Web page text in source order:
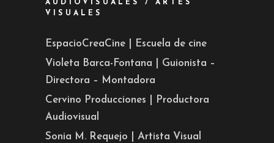
AUDIOVISUALES / ARTES
VISUALES
EspacioCreaCine | Escuela de cine
Violeta Barca-Fontana | Guionista –
Directora – Montadora
Cervino Producciones | Productora
Audiovisual
Sonia M. Requejo | Artista Visual